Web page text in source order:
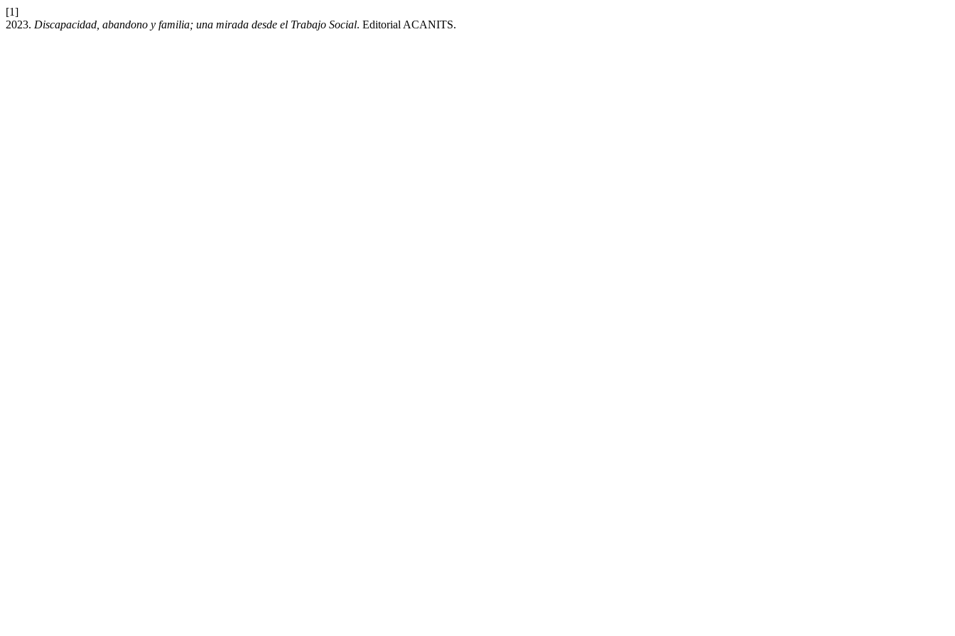
[1]
2023. Discapacidad, abandono y familia; una mirada desde el Trabajo Social. Editorial ACANITS.